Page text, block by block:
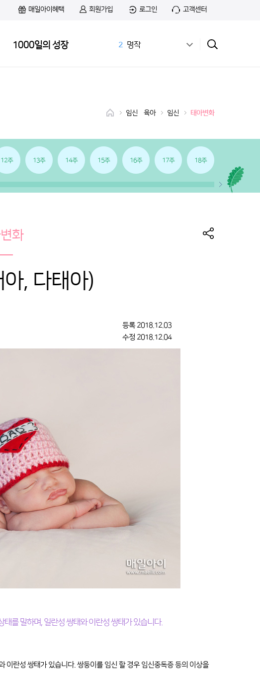
매일아이혜택 회원가입 로그인 고객센터
1000일의 성장
2 명작
8
치즈
10 맘마밀
임신•육아 임신 태아변화
12주 13주 14주 15주 16주 17주 18주
화
, 다태아)
등록2018.12.03
수정 2018.12.04
를 말하며, 일란성 쌍태와 이란성 쌍태가 있습니다.
이란성 쌍태가 있습니다. 쌍둥이를 임신 할 경우 임신중독증 등의 이상을